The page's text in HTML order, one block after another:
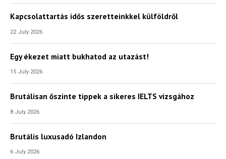
Kapcsolattartás idős szeretteinkkel külföldről
22 July 2026
Egy ékezet miatt bukhatod az utazást!
15 July 2026
Brutálisan őszinte tippek a sikeres IELTS vizsgához
8 July 2026
Brutális luxusadó Izlandon
6 July 2026